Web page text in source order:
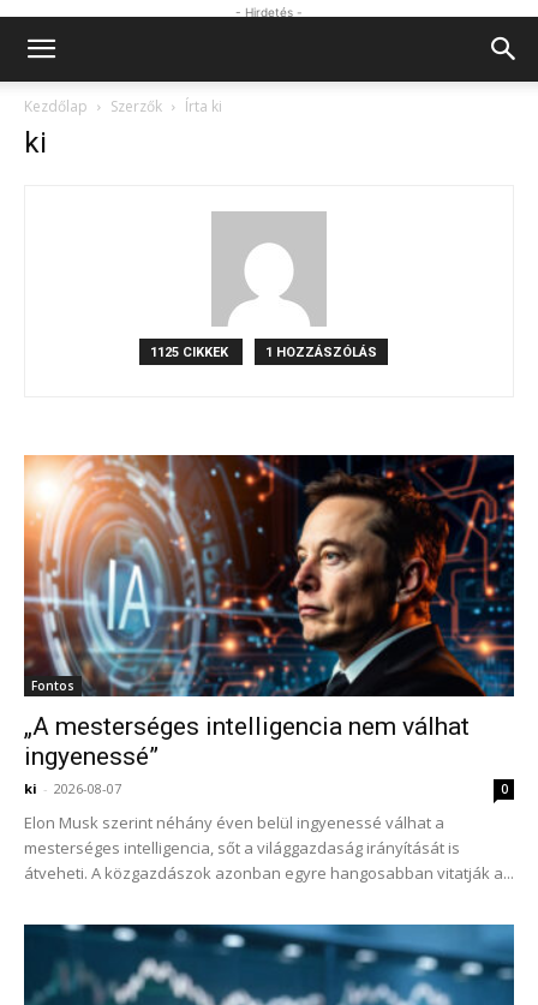
- Hirdetés -
Kezdőlap Szerzők Írta ki
ki
1125 CIKKEK 1 HOZZÁSZÓLÁS
Fontos
„A mesterséges intelligencia nem válhat
ingyenessé”
ki - 2026-08-07 0
Elon Musk szerint néhány éven belül ingyenessé válhat a
mesterséges intelligencia, sőt a világgazdaság irányítását is
átveheti. A közgazdászok azonban egyre hangosabban vitatják a...